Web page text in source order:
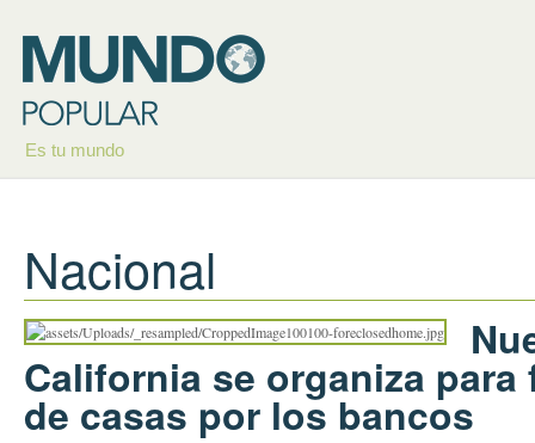
Es tu mundo
Nacional
California se organiza para
de casas por los bancos